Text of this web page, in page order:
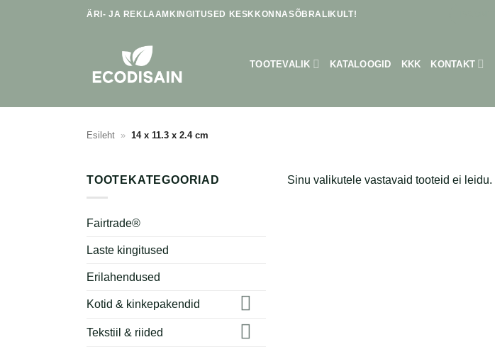
ÄRI- JA REKLAAMKINGITUSED KESKKONNASÕBRALIKULT!
TOOTEVALIK KATALOOGID KKK KONTAKT
Esileht » 14 x 11.3 x 2.4 cm
TOOTEKATEGOORIAD
Fairtrade®
Laste kingitused
Erilahendused
Kotid & kinkepakendid
Tekstiil & riided
Sinu valikutele vastavaid tooteid ei leidu.